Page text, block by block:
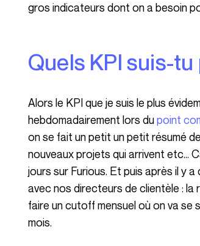
gros indicateurs dont on a besoin
Quels KPI suis-
Alors le KPI que je suis le plus évidemment c’est marge brute et mon CA. On s’en sert chez nous
hebdomadairement lors dupoint
on se fait un petit un petit résumé
nouveaux projets qui arrivent etc…
jours sur Furious. Et puis après il y a
avec nos directeurs de clientèle : la
faire un cutoff mensuel où on va se
mois.